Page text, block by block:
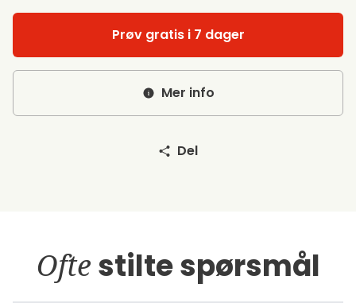
Prøv gratis i 7 dager
Mer info
Del
Ofte stilte spørsmål